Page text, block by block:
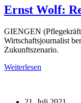
Ernst Wolf:
GIENGEN
Wirtschaftsjournalist
Zukunftszenario.
Weiterlesen